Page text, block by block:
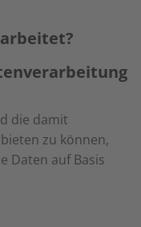
die damit
zu können,
Daten auf Basis